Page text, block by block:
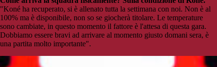
"Koné ha recuperato, si è allenato tutta la settimana con noi. Non è al
100% ma è disponibile, non so se giocherà titolare. Le temperature
sono cambiate, in questo momento il fattore è l'attesa di questa gara.
Dobbiamo essere bravi ad arrivare al momento giusto domani sera, è
una partita molto importante".